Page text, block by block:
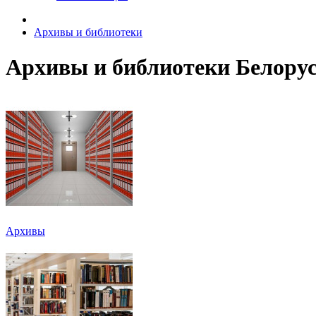
Архивы и библиотеки
Архивы и библиотеки
Архивы